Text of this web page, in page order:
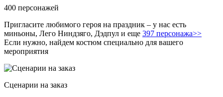
400 персонажей
Пригласите любимого героя на праздник – у нас есть
миньоны, Лего Ниндзяго, Дэдпул и еще 397 персонажа>>
Если нужно, найдем костюм специально для вашего
мероприятия
Сценарии на заказ